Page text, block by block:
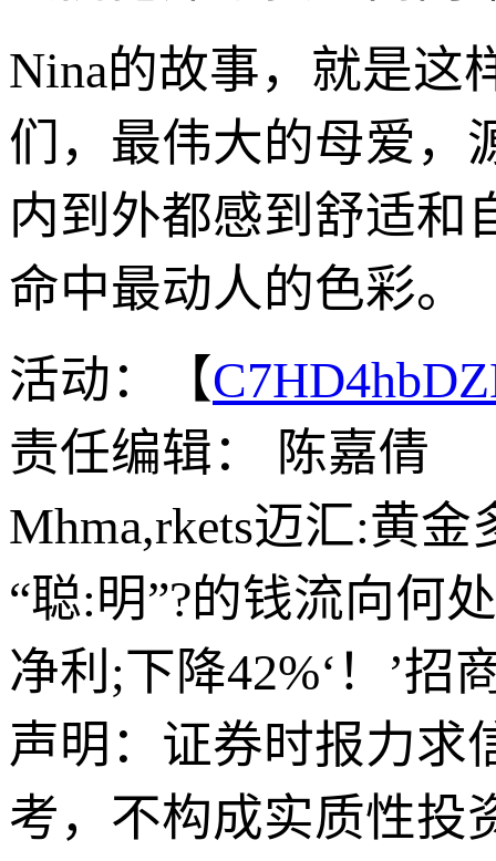
Nina的故事，就是这
们，最伟大的母爱，
内到外都感到舒适和
命中最动人的色彩。
活动：【
责任编辑： 陈嘉倩
Mhma,rkets迈汇:黄
“聪:明”?的钱流向何
净利;下降42%‘！’招
声明：证券时报力求
考，不构成实质性投